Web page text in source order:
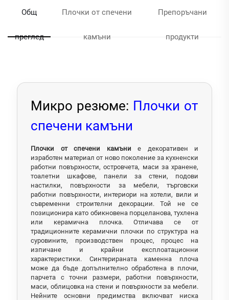
Общ
преглед
Плочки от спечени
камъни
Препоръчани
продукти
Микро резюме: Плочки от
спечени камъни
Плочки от спечени камъни е декоративен и
изработен материал от ново поколение за кухненски
работни повърхности, островчета, маси за хранене,
тоалетни шкафове, панели за стени, подови
настилки, повърхности за мебели, търговски
работни повърхности, интериори на хотели, вили и
съвременни строителни декорации. Той не се
позиционира като обикновена порцеланова, тухлена
или керамична плочка. Отличава се от
традиционните керамични плочки по структура на
суровините, производствен процес, процес на
изпичане и крайни експлоатационни
характеристики. Синтерираната каменна плоча
може да бъде допълнително обработена в плочи,
парчета с точни размери, работни повърхности,
маси, облицовка на стени и повърхности за мебели.
Нейните основни предимства включват ниска